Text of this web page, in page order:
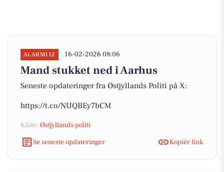
ALARM112 16-02-2026 08:06
Mand stukket ned i Aarhus
Seneste opdateringer fra Østjyllands Politi på X:
https://t.co/NUQBEy7bCM
Kilde: Østjyllands politi
Se seneste opdateringer
Kopiér link